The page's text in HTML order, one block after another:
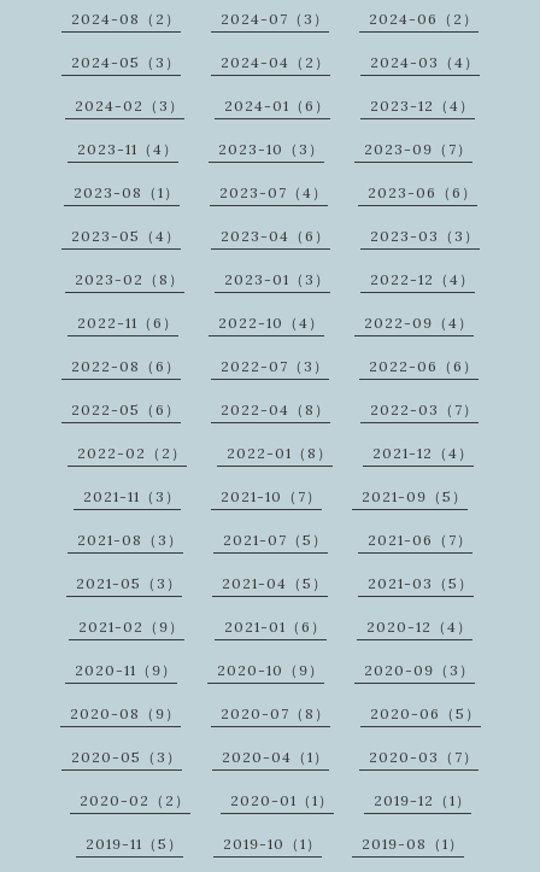
2024-08（2） 2024-07（3） 2024-06（2）
2024-05（3） 2024-04（2） 2024-03（4）
2024-02（3） 2024-01（6） 2023-12（4）
2023-11（4） 2023-10（3） 2023-09（7）
2023-08（1） 2023-07（4） 2023-06（6）
2023-05（4） 2023-04（6） 2023-03（3）
2023-02（8） 2023-01（3） 2022-12（4）
2022-11（6） 2022-10（4） 2022-09（4）
2022-08（6） 2022-07（3） 2022-06（6）
2022-05（6） 2022-04（8） 2022-03（7）
2022-02（2） 2022-01（8） 2021-12（4）
2021-11（3） 2021-10（7） 2021-09（5）
2021-08（3） 2021-07（5） 2021-06（7）
2021-05（3） 2021-04（5） 2021-03（5）
2021-02（9） 2021-01（6） 2020-12（4）
2020-11（9） 2020-10（9） 2020-09（3）
2020-08（9） 2020-07（8） 2020-06（5）
2020-05（3） 2020-04（1） 2020-03（7）
2020-02（2） 2020-01（1） 2019-12（1）
2019-11（5） 2019-10（1） 2019-08（1）